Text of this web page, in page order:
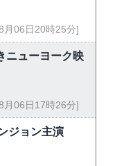
月06日20時25分]
ニューヨーク映
月06日17時26分]
ジョン主演